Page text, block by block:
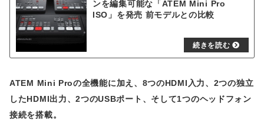
ンを編集可能な「ATEM Mini Pro
ISO」を発売 前モデルとの比較
ATEM Mini Proの全機能に加え、8つのHDMI入力、2つの独立
したHDMI出力、2つのUSBポート、そして1つのヘッドフォン
接続を搭載。